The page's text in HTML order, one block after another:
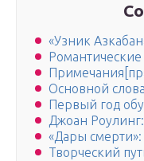
«Узник
Основной
Первый год
Джоан
«Дары смерти»:
Творческий